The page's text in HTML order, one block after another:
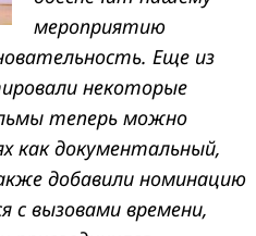
мероприятию
Еще из
некоторые
теперь можно
как документальный,
добавили номинацию
с вызовами времени,